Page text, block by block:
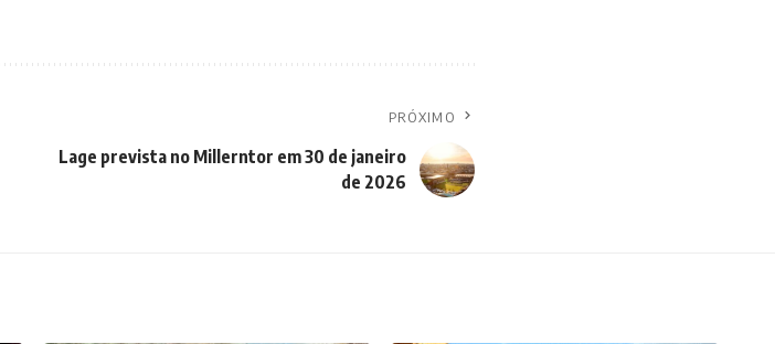
PRÓXIMO
Lage prevista no Millerntor em 30 de janeiro
de 2026